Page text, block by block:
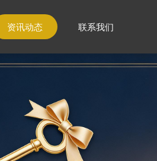
资讯动态 联系我们